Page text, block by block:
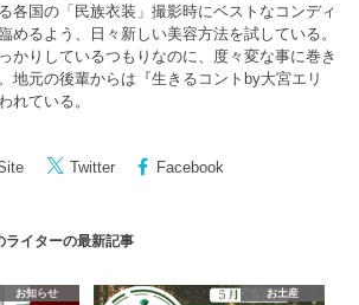
各国の「民族衣装」撮影時にベストなコンディ
めるよう、日々新しい美容方法を試している。
かりしているつもりなのに、度々変な事に巻き
地元の後輩からは『生きるコントby大宮エリ
れている。
Twitter Facebook
ライターの最新記事
お知らせ お土産